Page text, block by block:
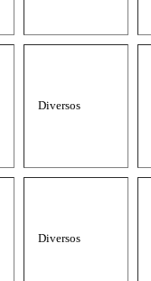
Diversos
Diversos